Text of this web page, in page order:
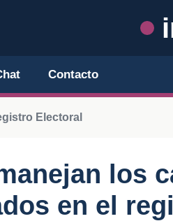
Contacto
Electoral
los
en el